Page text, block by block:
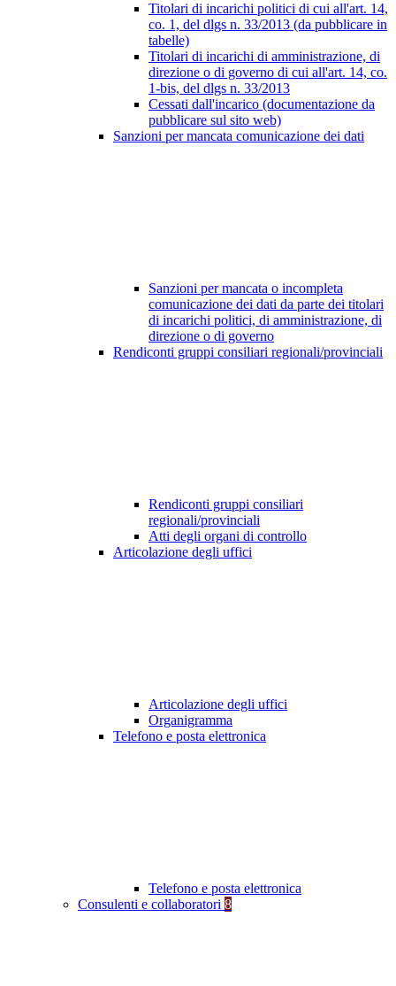
Titolari di incarichi politici di cui all'art. 14,
co. 1, del dlgs n. 33/2013 (da pubblicare in
tabelle)
Titolari di incarichi di amministrazione, di
direzione o di governo di cui all'art. 14, co.
1-bis, del dlgs n. 33/2013
Cessati dall'incarico (documentazione da
pubblicare sul sito web)
Sanzioni per mancata comunicazione dei dati
Sanzioni per mancata o incompleta
comunicazione dei dati da parte dei titolari
di incarichi politici, di amministrazione, di
direzione o di governo
Rendiconti gruppi consiliari regionali/provinciali
Rendiconti gruppi consiliari
regionali/provinciali
Atti degli organi di controllo
Articolazione degli uffici
Articolazione degli uffici
Organigramma
Telefono e posta elettronica
Telefono e posta elettronica
Consulenti e collaboratori 8